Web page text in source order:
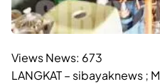
Views News: 673
LANGKAT – sibayaknews ;